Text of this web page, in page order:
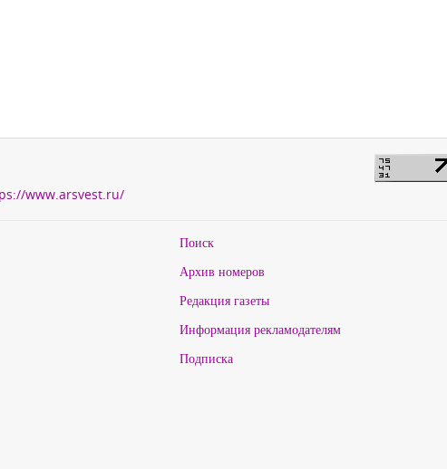
www.arsvest.ru/
Поиск
Архив номеров
Редакция газеты
Информация рекламодателям
Подписка